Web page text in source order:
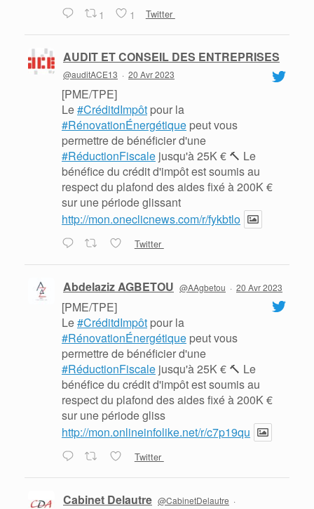
1 1 Twitter
AUDIT ET CONSEIL DES ENTREPRISES
@auditACE13 · 20 Avr 2023
[PME/TPE]
Le#CréditdImpôt pour la
#RénovationÉnergétique peut vous
permettre de bénéficier d'une
#RéductionFiscale jusqu'à 25K € 🔨 Le
bénéfice du crédit d'impôt est soumis au
respect du plafond des aides fixé à 200K €
sur une période glissant
http://mon.oneclicnews.com/r/fykbtlo
Twitter
Abdelaziz AGBETOU @AAgbetou · 20 Avr 2023
[PME/TPE]
Le#CréditdImpôt pour la
#RénovationÉnergétique peut vous
permettre de bénéficier d'une
#RéductionFiscale jusqu'à 25K € 🔨 Le
bénéfice du crédit d'impôt est soumis au
respect du plafond des aides fixé à 200K €
sur une période gliss
http://mon.onlineinfolike.net/r/c7p19qu
Twitter
Cabinet Delautre @CabinetDelautre ·